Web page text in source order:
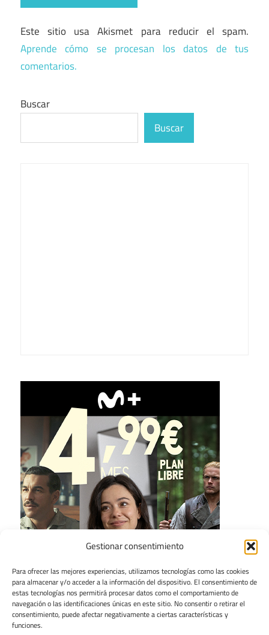
Gestionar consentimiento
Para ofrecer las mejores experiencias, utilizamos tecnologías como las cookies
para almacenar y/o acceder a la información del dispositivo. El consentimiento de
estas tecnologías nos permitirá procesar datos como el comportamiento de
navegación o las identificaciones únicas en este sitio. No consentir o retirar el
consentimiento, puede afectar negativamente a ciertas características y
funciones.
Este sitio usa Akismet para reducir el spam.
Aprende cómo se procesan los datos de tus
comentarios.
Buscar
Buscar